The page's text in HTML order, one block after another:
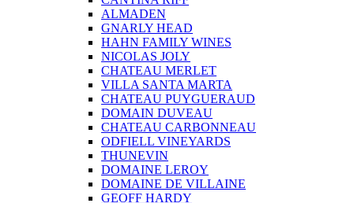
ALMADEN
GNARLY HEAD
HAHN FAMILY WINES
NICOLAS JOLY
CHATEAU MERLET
VILLA SANTA MARTA
CHATEAU PUYGUERAUD
DOMAIN DUVEAU
CHATEAU CARBONNEAU
ODFIELL VINEYARDS
THUNEVIN
DOMAINE LEROY
DOMAINE DE VILLAINE
GEOFF HARDY